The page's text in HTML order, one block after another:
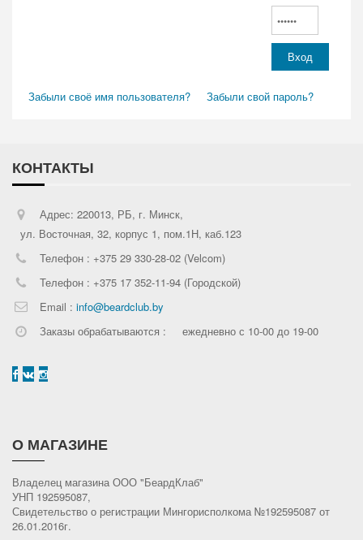
Забыли своё имя пользователя? Забыли свой пароль?
КОНТАКТЫ
Адрес: 220013, РБ, г. Минск,
ул. Восточная, 32, корпус 1, пом.1Н, каб.123
Телефон : +375 29 330-28-02 (Velcom)
Телефон : +375 17 352-11-94 (Городской)
Email : info@beardclub.by
Заказы обрабатываются :
ежедневно с 10-00 до 19-00
О МАГАЗИНЕ
Владелец магазина ООО "БеардКлаб"
УНП 192595087,
Свидетельство о регистрации Мингорисполкома №192595087 от
26.01.2016г.